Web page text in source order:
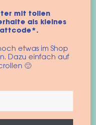
mit tollen
als kleines
etwas im Shop
Dazu einfach auf
🙂